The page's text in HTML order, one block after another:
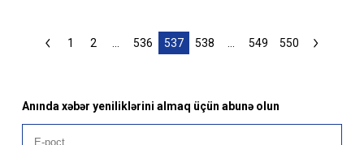
1 2 ... 536 537 538 ... 549 550
Anında xəbər yeniliklərini almaq üçün abunə olun